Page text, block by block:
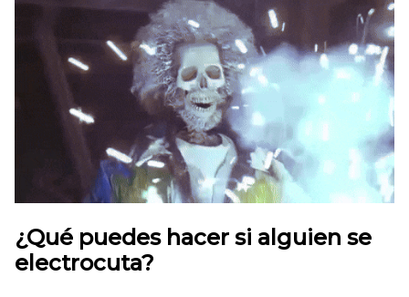
¿Qué puedes hacer si alguien se
electrocuta?